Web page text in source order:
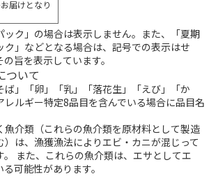
届けとなり
ック」の場合は表示しません。また、「夏期
ク」などとなる場合は、記号での表示はせ
旨を表示しています。
ついて
ば」「卵」「乳」「落花生」「えび」「か
レルギー特定8品目を含んでいる場合に品目名
介類（これらの魚介類を原材料として製造
）は、漁獲漁法によりエビ・カニが混じって
。 また、これらの魚介類は、エサとしてエ
可能性があります。